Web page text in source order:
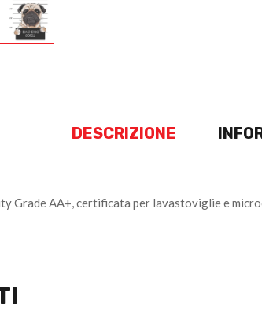
DESCRIZIONE
Grade AA+, certificata per lavastoviglie e